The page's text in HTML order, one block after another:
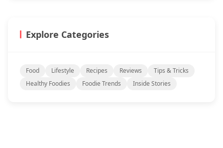
Explore Categories
Food Lifestyle Recipes Reviews
Tips & Tricks
Healthy Foodies
Foodie Trends Inside Stories